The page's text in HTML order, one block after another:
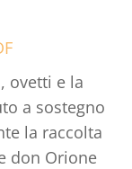
ovetti e la
a sostegno
la raccolta
don Orione